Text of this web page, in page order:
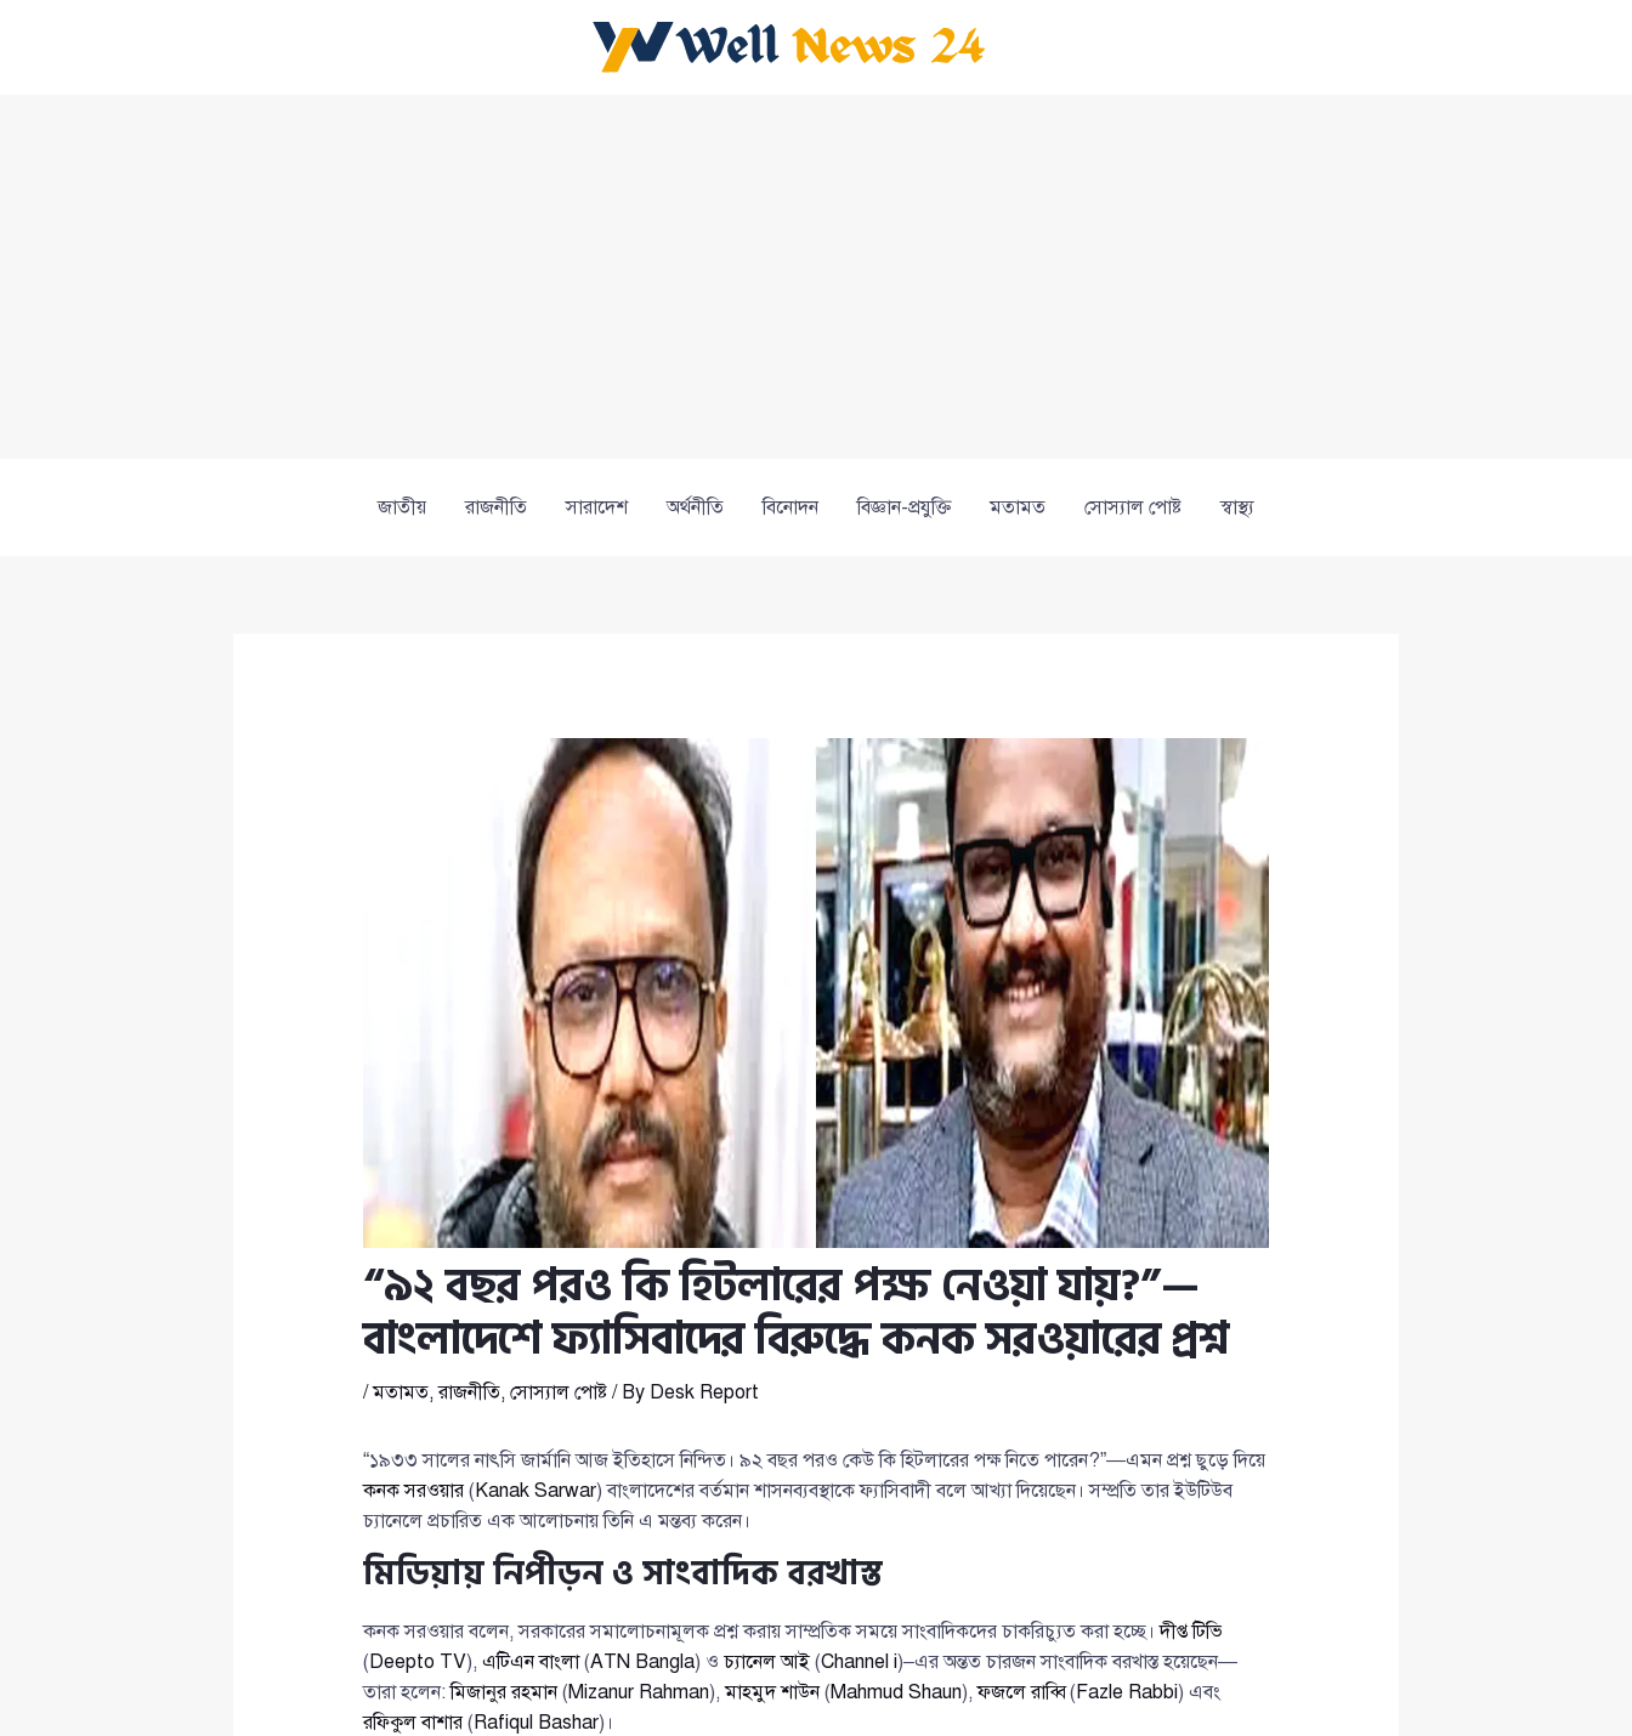
জাতীয় রাজনীতি সারাদেশ অর্থনীতি বিনোদন বিজ্ঞান-প্রযুক্তি মতামত সোস্যাল পোষ্ট স্বাস্থ্য
“৯২ বছর পরও কি হিটলারের পক্ষ নেওয়া যায়?”—
বাংলাদেশে ফ্যাসিবাদের বিরুদ্ধে কনক সরওয়ারের প্রশ্ন
/মতামত,রাজনীতি, সোস্যাল পোষ্ট/ By Desk Report
“১৯৩৩ সালের নাৎসি জার্মানি আজ ইতিহাসে নিন্দিত। ৯২ বছর পরও কেউ কি হিটলারের পক্ষ নিতে পারেন?”—এমন প্রশ্ন ছুড়ে দিয়ে
কনক সরওয়ার(Kanak Sarwar) বাংলাদেশের বর্তমান শাসনব্যবস্থাকে ফ্যাসিবাদী বলে আখ্যা দিয়েছেন। সম্প্রতি তার ইউটিউব
চ্যানেলে প্রচারিত এক আলোচনায় তিনি এ মন্তব্য করেন।
মিডিয়ায় নিপীড়ন ও সাংবাদিক বরখাস্ত
কনক সরওয়ার বলেন, সরকারের সমালোচনামূলক প্রশ্ন করায় সাম্প্রতিক সময়ে সাংবাদিকদের চাকরিচ্যুত করা হচ্ছে।দীপ্ত টিভি
(Deepto TV), এটিএন বাংলা(ATN Bangla) ওচ্যানেল আই(Channel i)–এর অন্তত চারজন সাংবাদিক বরখাস্ত হয়েছেন—
তারা হলেন:মিজানুর রহমান(Mizanur Rahman),মাহমুদ শাউন(Mahmud Shaun),ফজলে রাব্বি(Fazle Rabbi) এবং
রফিকুল বাশার(Rafiqul Bashar)।